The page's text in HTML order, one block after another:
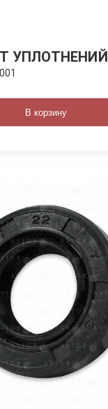
УПЛОТНЕНИЙ
В корзину